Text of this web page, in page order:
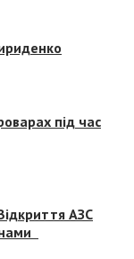
під час
АЗС